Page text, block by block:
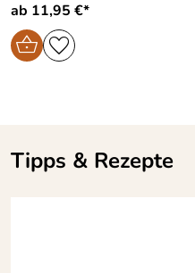
ab 11,95 €*
Tipps & Rezepte